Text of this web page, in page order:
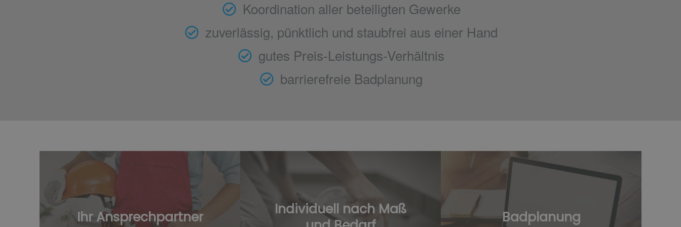
Koordination aller beteiligten Gewerke​
zuverlässig, pünktlich und staubfrei aus einer Hand​
gutes Preis-Leistungs-Verhältnis​
barrierefreie Badplanung​
Ihr Ansprechpartner
Individuell nach Maß
Badplanung